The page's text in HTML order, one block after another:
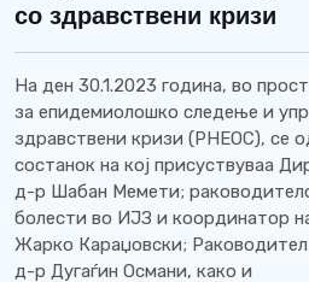
со здравствени кризи
На ден 30.1.2023 година, во
за епидемиолошко следење и
здравствени кризи (PHEOC), се
состанок на кој присуствуваа
д-р Шабан Мемети;
болести во ИЈЗ и координатор
Жарко Караџовски;
д-р Дугаѓин Османи, како и